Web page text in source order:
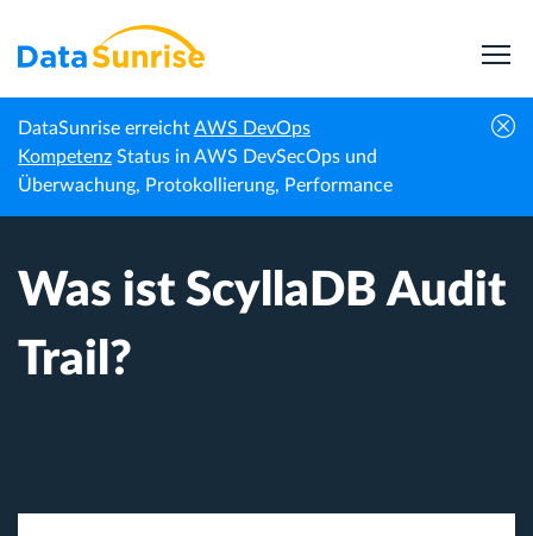
DataSunrise erreichtAWS DevOps
Kompetenz Status in AWS DevSecOps und
Überwachung, Protokollierung, Performance
Startseite Wissenszentrum Was ist ScyllaDB Audit Trail?
Was ist ScyllaDB Audit
Trail?